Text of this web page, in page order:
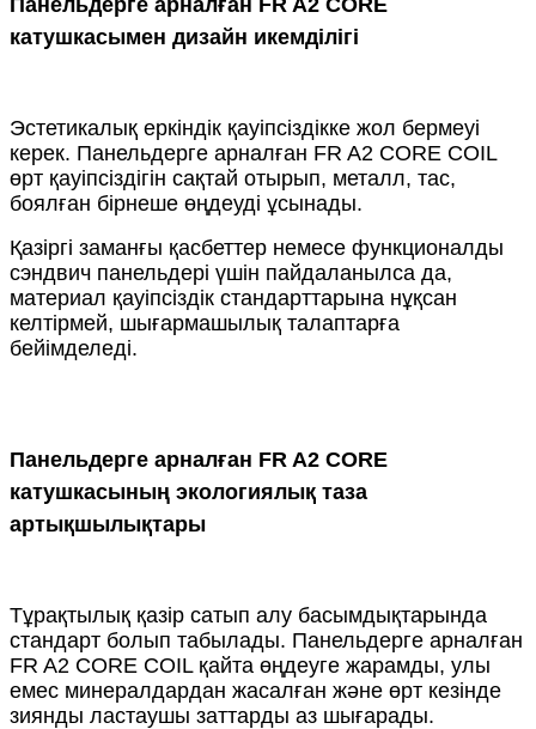
Панельдерге арналған FR A2 CORE
катушкасымен дизайн икемділігі
Эстетикалық еркіндік қауіпсіздікке жол бермеуі
керек. Панельдерге арналған FR A2 CORE COIL
өрт қауіпсіздігін сақтай отырып, металл, тас,
боялған бірнеше өңдеуді ұсынады.
Қазіргі заманғы қасбеттер немесе функционалды
сэндвич панельдері үшін пайдаланылса да,
материал қауіпсіздік стандарттарына нұқсан
келтірмей, шығармашылық талаптарға
бейімделеді.
Панельдерге арналған FR A2 CORE
катушкасының экологиялық таза
артықшылықтары
Тұрақтылық қазір сатып алу басымдықтарында
стандарт болып табылады. Панельдерге арналған
FR A2 CORE COIL қайта өңдеуге жарамды, улы
емес минералдардан жасалған және өрт кезінде
зиянды ластаушы заттарды аз шығарады.